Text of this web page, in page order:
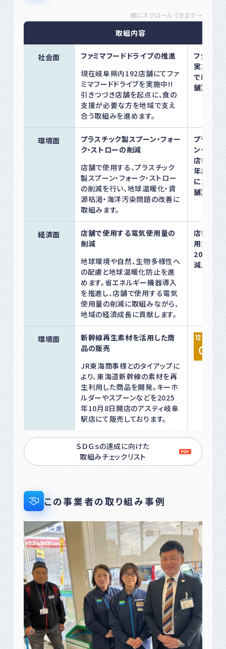
横にスクロールできます→
取組内容
社会面
ファミマフードドライブの推進
現在岐阜県内192店舗にてファ
ミマフードドライブを実施中!!
引きつづき店舗を起点に、食の
支援が必要な方を地域で支え
合う取組みを進めます。
ファミマ
実施店舗
でに200
舗）
環境面
プラスチック製スプーン・フォー
ク・ストローの削減
店舗で使用する、プラスチック
製スプーン・フォーク・ストロー
の削減を行い、地球温暖化・資
源枯渇・海洋汚染問題の改善に
取組みます。
プラスチ
ン・フォ
店舗での
年度比で
に20％削
舗）
経済面
店舗で使用する電気使用量の
削減
地球環境や自然、生物多様性へ
の配慮と地球温暖化防止を進
めます。省エネルギー機器導入
を推進し、店舗で使用する電気
使用量の削減に取組みながら、
地域の経済成長に貢献します。
店舗運営
用量を
2030年
減。（岐
環境面
新幹線再生素材を活用した商
品の販売
JR東海商事様とのタイアップに
より、東海道新幹線の素材を再
生利用した商品を開発。キーホ
ルダーやスプーンなどを2025
年10月8日開店のアスティ岐阜
駅店にて販売しております。
ＳＤＧｓの達成に向けた
取組みチェックリスト
この事業者の取り組み事例